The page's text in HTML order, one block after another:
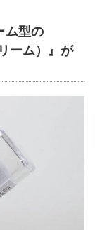
ム型の
ーム）』が